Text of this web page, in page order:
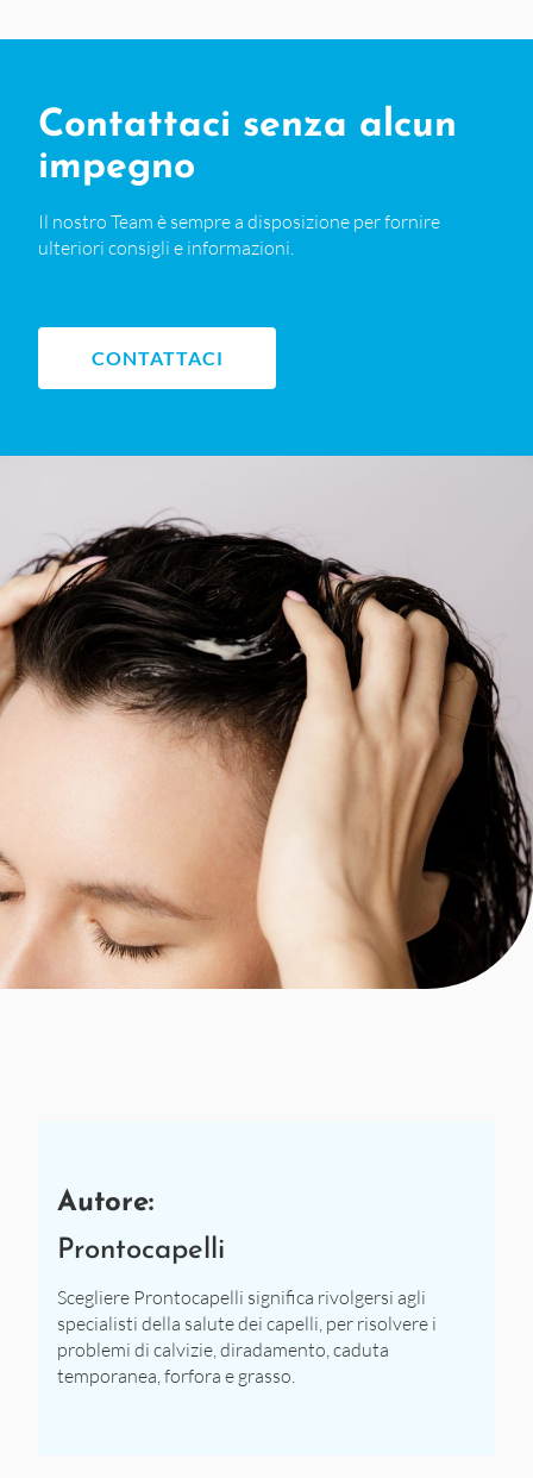
Contattaci senza alcun
impegno
Il nostro Team è sempre a disposizione per fornire
ulteriori consigli e informazioni.
CONTATTACI
Autore:
Prontocapelli
Scegliere Prontocapelli significa rivolgersi agli
specialisti della salute dei capelli, per risolvere i
problemi di calvizie, diradamento, caduta
temporanea, forfora e grasso.